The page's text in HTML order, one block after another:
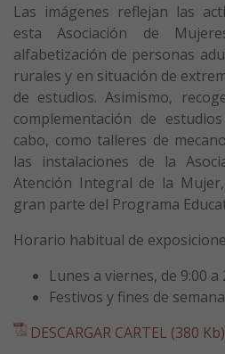
Las imágenes reflejan las
esta Asociación de
alfabetización de personas
rurales y en situación de
de estudios. Asimismo,
complementación de
cabo, como talleres de
las instalaciones de la
Atención Integral de la
gran parte del Programa
Horario habitual de
Lunes a viernes, de 9:00 a
Festivos y fines de
DESCARGAR CARTEL (380 Kb)